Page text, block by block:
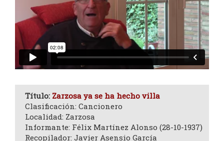
Título: Zarzosa ya se ha hecho villa
Clasificación: Cancionero
Localidad: Zarzosa
Informante: Félix Martínez Alonso (28-10-1937)
Recopilador: Javier Asensio García